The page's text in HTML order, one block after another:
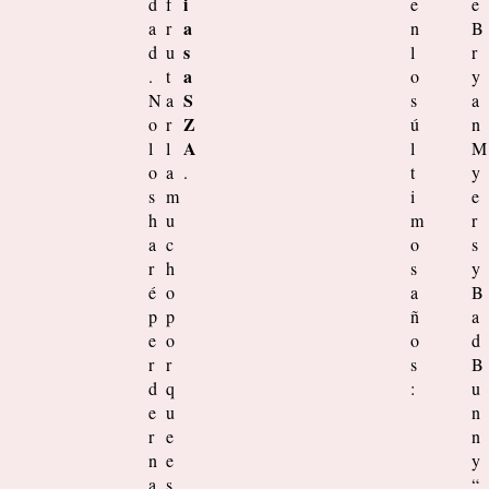
a
d
.
N
o
l
o
s
h
a
r
é
p
e
r
d
e
r
n
a
r
u
t
a
r
l
a
m
u
c
h
o
p
o
r
q
u
e
e
s
a
s
a
S
Z
A
.
n
l
o
s
ú
l
t
i
m
o
s
a
ñ
o
s
:
B
r
y
a
n
M
y
e
r
s
y
B
a
d
B
u
n
n
y
“